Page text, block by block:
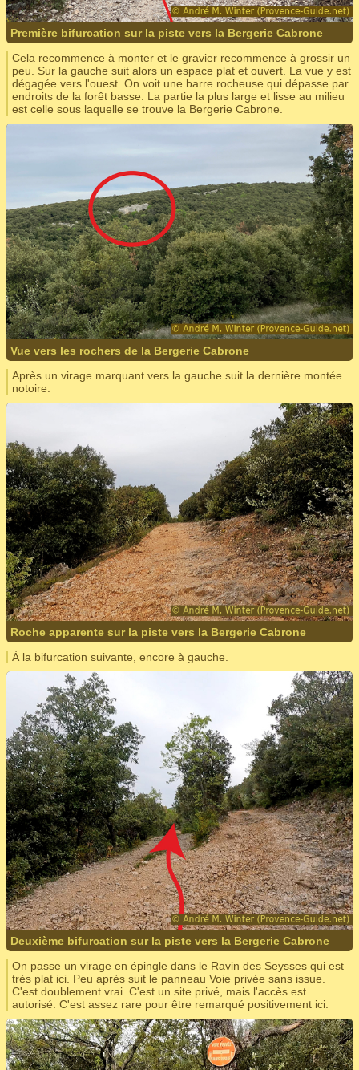
Première bifurcation sur la piste vers la Bergerie Cabrone
Cela recommence à monter et le gravier recommence à grossir un
peu. Sur la gauche suit alors un espace plat et ouvert. La vue y est
dégagée vers l'ouest. On voit une barre rocheuse qui dépasse par
endroits de la forêt basse. La partie la plus large et lisse au milieu
est celle sous laquelle se trouve la Bergerie Cabrone.
Vue vers les rochers de la Bergerie Cabrone
Après un virage marquant vers la gauche suit la dernière montée
notoire.
Roche apparente sur la piste vers la Bergerie Cabrone
À la bifurcation suivante, encore à gauche.
Deuxième bifurcation sur la piste vers la Bergerie Cabrone
On passe un virage en épingle dans le Ravin des Seysses qui est
très plat ici. Peu après suit le panneau Voie privée sans issue.
C'est doublement vrai. C'est un site privé, mais l'accès est
autorisé. C'est assez rare pour être remarqué positivement ici.